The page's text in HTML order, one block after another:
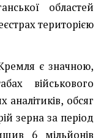
областей
територією
є значною,
військового
обсяг
зерна за період
6 мільйонів